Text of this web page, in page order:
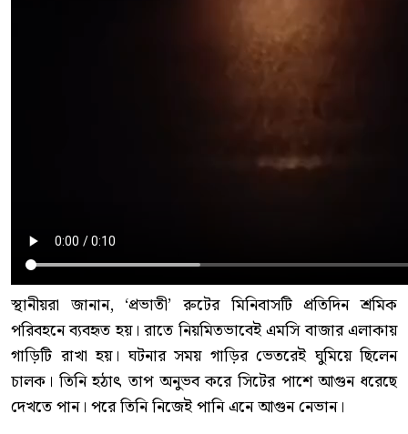
স্থানীয়রা জানান, ‘প্রভাতী’ রুটের মিনিবাসটি প্রতিদিন শ্রমিক
পরিবহনে ব্যবহৃত হয়। রাতে নিয়মিতভাবেই এমসি বাজার এলাকায়
গাড়িটি রাখা হয়। ঘটনার সময় গাড়ির ভেতরেই ঘুমিয়ে ছিলেন
চালক। তিনি হঠাৎ তাপ অনুভব করে সিটের পাশে আগুন ধরেছে
দেখতে পান। পরে তিনি নিজেই পানি এনে আগুন নেভান।